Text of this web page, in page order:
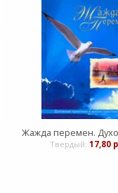
Твердый: 17,80